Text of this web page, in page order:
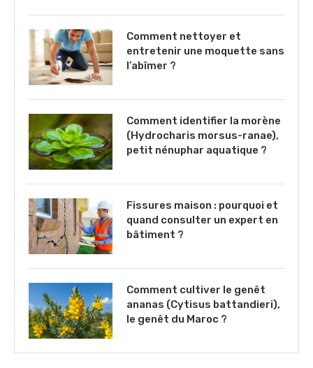
Comment nettoyer et
entretenir une moquette sans
l’abîmer ?
Comment identifier la morène
(Hydrocharis morsus-ranae),
petit nénuphar aquatique ?
Fissures maison : pourquoi et
quand consulter un expert en
bâtiment ?
Comment cultiver le genêt
ananas (Cytisus battandieri),
le genêt du Maroc ?